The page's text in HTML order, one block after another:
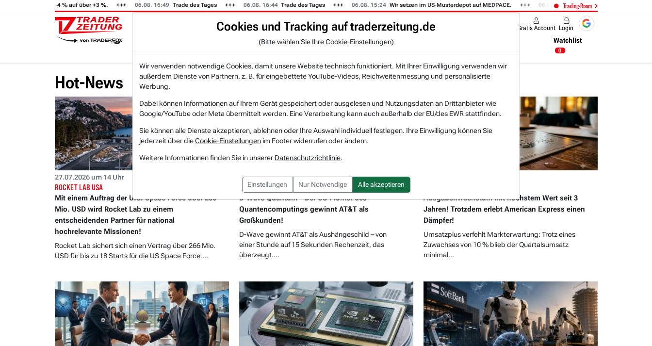
Trading-Room
von -4 % auf über +3 %. 06.08. 16:49 Trade des Tages 06.08. 16:44 Trade des Tages 06.08. 15:24 Wir setzen im US-Musterdepot auf MEDPACE. 06.08. 14:58 AMAZON (i) hat zwei Tage konsolidiert.
Gratis Account Login
KI-Agenten NEU Zeitung Rankings & Trends Watchlist
0
Hot-News
27.07.2026 um 14 Uhr
ROCKET LAB USA
Mit einem Auftrag der U.S. Space Force über 266
Mio. USD wird Rocket Lab zu einem
entscheidenden Partner für national
hochrelevante Missionen!
Rocket Lab sichert sich einen Vertrag über 266 Mio.
USD für bis zu 18 Starts für die US Space Force....
27.07.2026 um 14 Uhr
D-WAVE QUANTUM
D-Wave Quantum – Der US-Pionier des
Quantencomputings gewinnt AT&T als
Großkunden!
D-Wave gewinnt AT&T als Aushängeschild – von
einer Stunde auf 15 Sekunden Rechenzeit, das
überzeugt....
Ausgabenwachstum mit höchstem Wert seit 3
Jahren! Trotzdem erlebt American Express einen
Dämpfer!
Umsatzplus verfehlt Markterwartung: Trotz eines
Zuwachses von 10 % blieb der Quartalsumsatz
minimal...
Cookies und Tracking auf traderzeitung.de
(Bitte wählen Sie Ihre Cookie-Einstellungen)
Wir verwenden notwendige Cookies, damit unsere Website technisch funktioniert. Mit Ihrer Einwilligung verwenden wir
außerdem Dienste von Partnern, z. B. für eingebettete YouTube-Videos, Reichweitenmessung und personalisierte
Werbung.
Dabei können Informationen auf Ihrem Gerät gespeichert oder ausgelesen und Nutzungsdaten an Drittanbieter wie
Google/YouTube oder Meta übermittelt werden. Eine Verarbeitung kann auch außerhalb der EU/des EWR stattfinden.
Sie können alle Dienste akzeptieren, ablehnen oder Ihre Auswahl individuell festlegen. Ihre Einwilligung können Sie
jederzeit über dieCookie-Einstellungen im Footer widerrufen oder ändern.
Weitere Informationen finden Sie in unserer Datenschutzrichtlinie.
Einstellungen Nur Notwendige Alle akzeptieren